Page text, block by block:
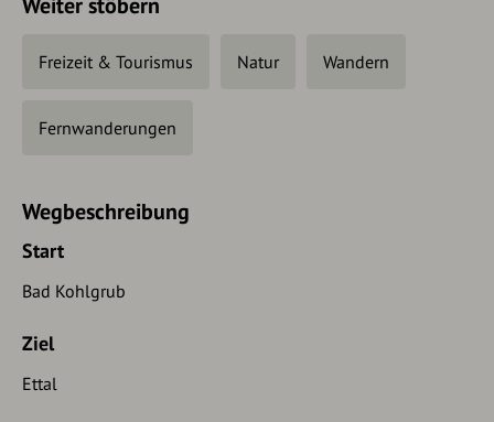
Weiter stöbern
Freizeit & Tourismus Natur Wandern
Fernwanderungen
Wegbeschreibung
Start
Bad Kohlgrub
Ziel
Ettal